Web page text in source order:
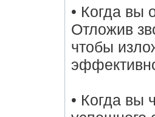
• Когда вы
Отложив
чтобы
• Когда вы